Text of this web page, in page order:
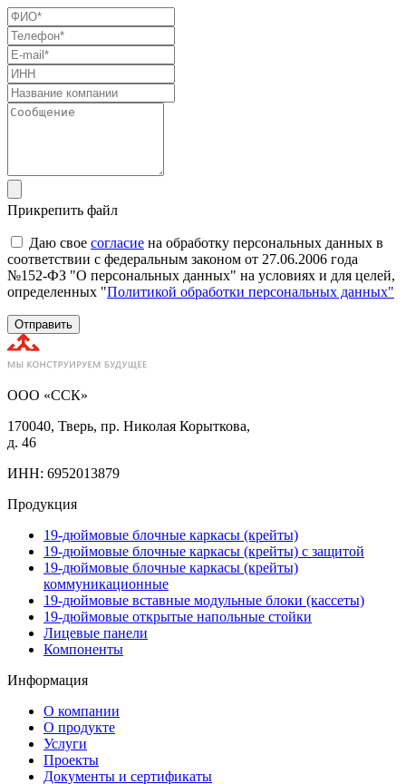
Прикрепить файл
Даю свое согласие на обработку персональных данных в
соответствии с федеральным законом от 27.06.2006 года
№152-ФЗ "О персональных данных" на условиях и для целей,
определенных "Политикой обработки персональных данных"
Отправить
ООО «ССК»
170040, Тверь, пр. Николая Корыткова,
д. 46
ИНН: 6952013879
Продукция
19-дюймовые блочные каркасы (крейты)
19-дюймовые блочные каркасы (крейты) с защитой
19-дюймовые блочные каркасы (крейты)
коммуникационные
19-дюймовые вставные модульные блоки (кассеты)
19-дюймовые открытые напольные стойки
Лицевые панели
Компоненты
Информация
О компании
О продукте
Услуги
Проекты
Документы и сертификаты